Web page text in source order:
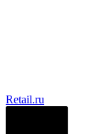
Retail.ru